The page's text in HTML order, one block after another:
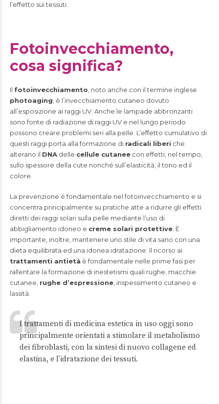
l’effetto sui tessuti.
Fotoinvecchiamento,
cosa significa?
Il fotoinvecchiamento , noto anche con il termine inglese
photoaging , è l’invecchiamento cutaneo dovuto
all’esposizione ai raggi UV. Anche le lampade abbronzanti
sono fonte di radiazione di raggi UV e nel lungo periodo
possono creare problemi seri alla pelle. L’effetto cumulativo di
questi raggi porta alla formazione di radicali liberi che
alterano il DNA delle cellule cutanee con effetti, nel tempo,
sullo spessore della cute nonché sull’elasticità, il tono ed il
colore.
La prevenzione è fondamentale nel fotoinvecchiamento e si
concentra principalmente su pratiche atte a ridurre gli effetti
diretti dei raggi solari sulla pelle mediante l’uso di
abbigliamento idoneo e creme solari protettive . È
importante, inoltre, mantenere uno stile di vita sano con una
dieta equilibrata ed una idonea idratazione. Il ricorso ai
trattamenti antietà è fondamentale nelle prime fasi per
rallentare la formazione di inestetismi quali rughe, macchie
cutanee, rughe d’espressione , inspessimento cutaneo e
lassità.
I trattamenti di medicina estetica in uso oggi sono
principalmente orientati a stimolare il metabolismo
dei fibroblasti, con la sintesi di nuovo collagene ed
elastina, e l’idratazione dei tessuti.